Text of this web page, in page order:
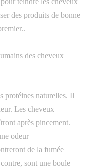
teindre les cheveux
des produits de bonne
des cheveux
protéines naturelles. Il
Les cheveux
après pincement.
odeur
de la fumée
sont une boule